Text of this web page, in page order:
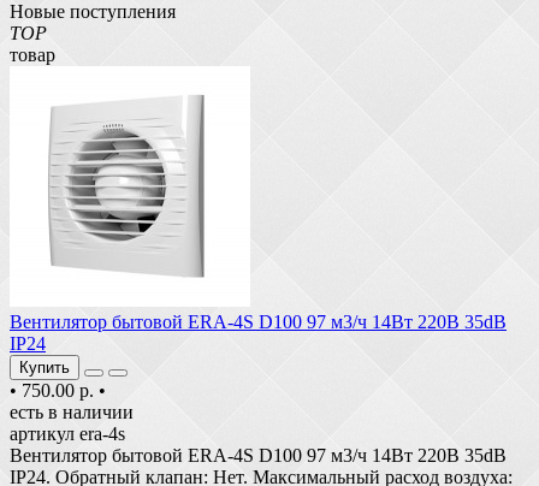
Новые поступления
TOP
товар
Вентилятор бытовой ERA-4S D100 97 м3/ч 14Вт 220В 35dB
IP24
Купить
• 750.00 р. •
есть в наличии
артикул era-4s
Вентилятор бытовой ERA-4S D100 97 м3/ч 14Вт 220В 35dB
IP24. Обратный клапан: Нет. Максимальный расход воздуха: